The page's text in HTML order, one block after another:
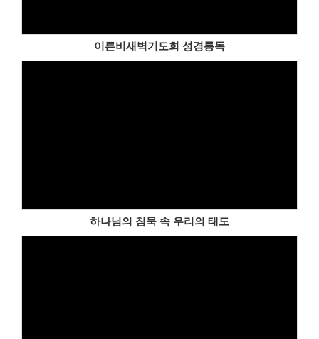
이른비새벽기도회 성경통독
하나님의 침묵 속 우리의 태도